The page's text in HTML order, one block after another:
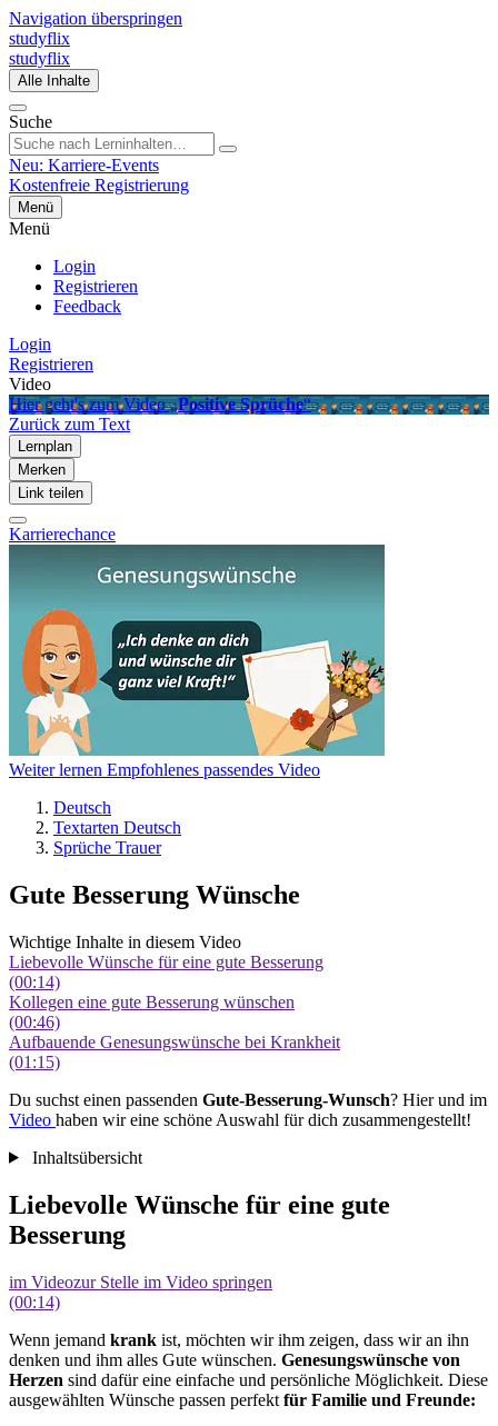
Navigation überspringen
studyflix
studyflix
Alle Inhalte
Suche
Neu: Karriere-Events
Kostenfreie Registrierung
Menü
Menü
Login
Registrieren
Feedback
Login
Registrieren
Video
Hier geht's zum Video „Positive Sprüche“
Zurück zum Text
Lernplan
Merken
Link teilen
Karrierechance
Weiter lernen Empfohlenes passendes Video
Deutsch
Textarten Deutsch
Sprüche Trauer
Gute Besserung Wünsche
Wichtige Inhalte in diesem Video
Liebevolle Wünsche für eine gute Besserung
(00:14)
Kollegen eine gute Besserung wünschen
(00:46)
Aufbauende Genesungswünsche bei Krankheit
(01:15)
Du suchst einen passenden Gute-Besserung-Wunsch? Hier und im
Video haben wir eine schöne Auswahl für dich zusammengestellt!
Inhaltsübersicht
Liebevolle Wünsche für eine gute
Besserung
im Videozur Stelle im Video springen
(00:14)
Wenn jemand krank ist, möchten wir ihm zeigen, dass wir an ihn
denken und ihm alles Gute wünschen. Genesungswünsche von
Herzen sind dafür eine einfache und persönliche Möglichkeit. Diese
ausgewählten Wünsche passen perfekt für Familie und Freunde: